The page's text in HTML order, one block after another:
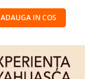
ADAUGA IN COS